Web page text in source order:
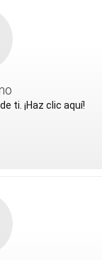
ti. ¡Haz clic aquí!